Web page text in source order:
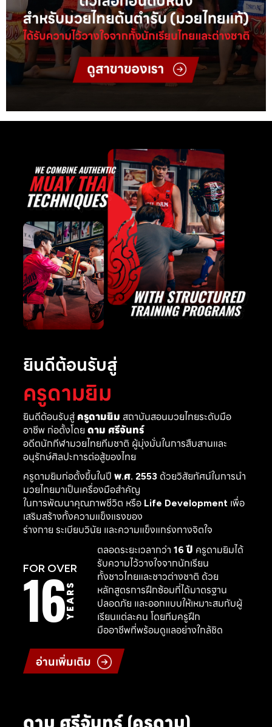
ยินดีต้อนรับสู่
ครูดามยิม
ยินดีต้อนรับสู่ ครูดามยิม สถาบันสอนมวยไทยระดับมือ
อาชีพ ก่อตั้งโดย ดาม ศรีจันทร์
อดีตนักกีฬามวยไทยทีมชาติ ผู้มุ่งมั่นในการสืบสานและ
อนุรักษ์ศิลปะการต่อสู้ของไทย
ครูดามยิมก่อตั้งขึ้นในปี พ.ศ. 2553ด้วยวิสัยทัศน์ในการนำ
มวยไทยมาเป็นเครื่องมือสำคัญ
ในการพัฒนาคุณภาพชีวิต หรือ Life Developmentเพื่อ
เสริมสร้างทั้งความแข็งแรงของ
ร่างกาย ระเบียบวินัย และความแข็งแกร่งทางจิตใจ
FOR OVER
16YEARS
ตลอดระยะเวลากว่า 16 ปี ครูดามยิมได้
รับความไว้วางใจจากนักเรียน
ทั้งชาวไทยและชาวต่างชาติ ด้วย
หลักสูตรการฝึกซ้อมที่ได้มาตรฐาน
ปลอดภัย และออกแบบให้เหมาะสมกับผู้
เรียนแต่ละคน โดยทีมครูฝึก
มืออาชีพที่พร้อมดูแลอย่างใกล้ชิด
อ่านเพิ่มเติม
ดาม ศรีจันทร์ (ครูดาม)